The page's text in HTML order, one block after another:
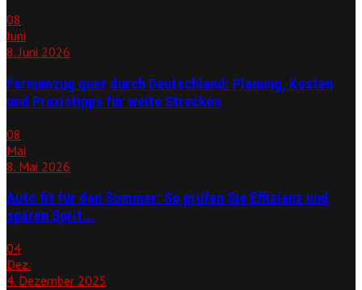
08
Juni
8. Juni 2026
Fernumzug quer durch Deutschland: Planung, Kosten
und Praxistipps für weite Strecken
08
Mai
8. Mai 2026
Auto fit für den Sommer: So prüfen Sie Effizienz und
sparen Sprit...
04
Dez.
4. Dezember 2025